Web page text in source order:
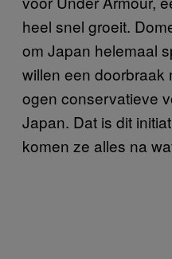
heel snel groeit.
om Japan helemaal
willen een doorbraak
ogen conservatieve
Japan. Dat is dit
komen ze alles na